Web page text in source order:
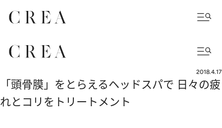
2018.4.17
「頭骨膜」をとらえるヘッドスパで 日々の疲
れとコリをトリートメント